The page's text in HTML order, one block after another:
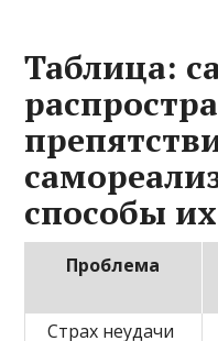
Таблица:
способы
Проблема
Страх неудачи